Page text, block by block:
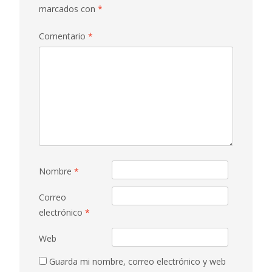
marcados con *
Comentario *
Nombre *
Correo
electrónico *
Web
Guarda mi nombre, correo electrónico y web